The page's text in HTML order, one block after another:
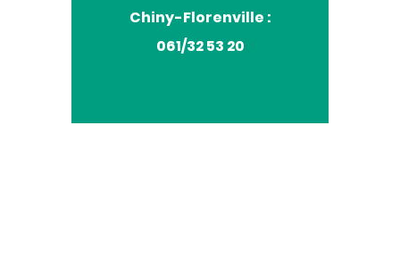
Chiny-Florenville :
061/32 53 20